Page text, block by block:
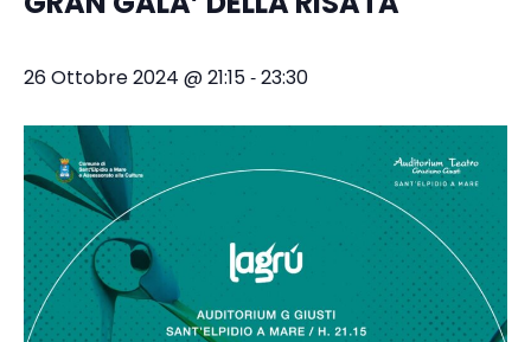
26 Ottobre 2024 @ 21:15-23:30